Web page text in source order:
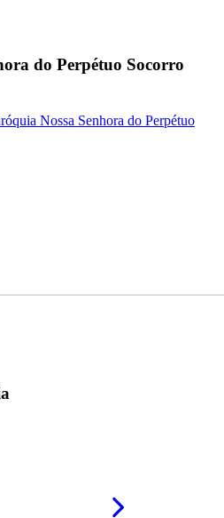
do Perpétuo Socorro
Nossa Senhora do Perpétuo